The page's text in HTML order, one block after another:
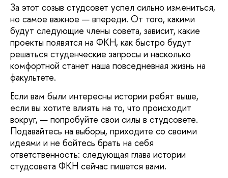
За этот созыв студсовет успел сильно измениться,
но самое важное — впереди. От того, какими
будут следующие члены совета, зависит, какие
проекты появятся на ФКН, как быстро будут
решаться студенческие запросы и насколько
комфортной станет наша повседневная жизнь на
факультете.
Если вам были интересны истории ребят выше,
если вы хотите влиять на то, что происходит
вокруг, — попробуйте свои силы в студсовете.
Подавайтесь на выборы, приходите со своими
идеями и не бойтесь брать на себя
ответственность: следующая глава истории
студсовета ФКН сейчас пишется вами.